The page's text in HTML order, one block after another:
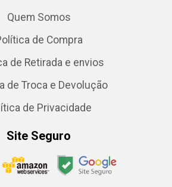
Quem Somos
de Compra
de Retirada e envios
de Troca e Devolução
de Privacidade
Site Seguro